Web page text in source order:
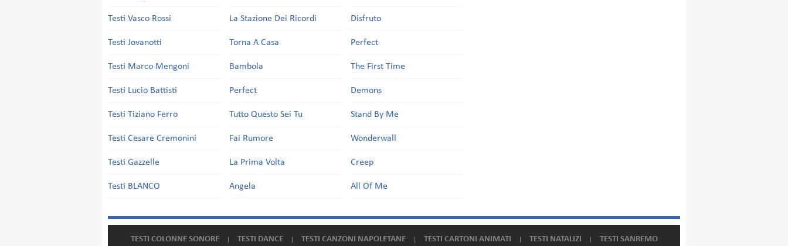
Testi Vasco Rossi
Testi Jovanotti
Testi Marco Mengoni
Testi Lucio Battisti
Testi Tiziano Ferro
Testi Cesare Cremonini
Testi Gazzelle
Testi BLANCO
La Stazione Dei Ricordi
Torna A Casa
Bambola
Perfect
Tutto Questo Sei Tu
Fai Rumore
La Prima Volta
Angela
Disfruto
Perfect
The First Time
Demons
Stand By Me
Wonderwall
Creep
All Of Me
TESTI COLONNE SONORE TESTI DANCE TESTI CANZONI NAPOLETANE TESTI CARTONI ANIMATI TESTI NATALIZI TESTI SANREMO